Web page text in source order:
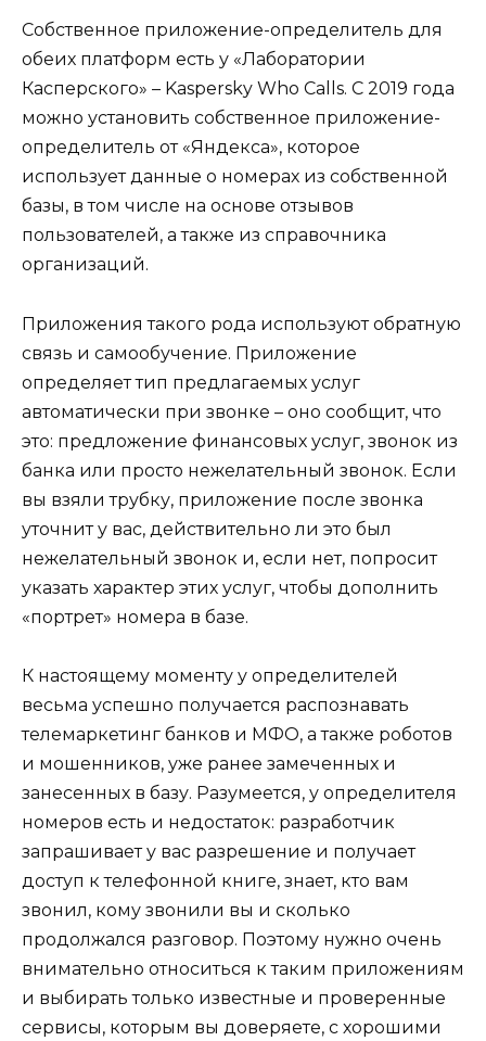
Собственное приложение-определитель для
обеих платформ есть у «Лаборатории
Касперского» – Kaspersky Who Calls. С 2019 года
можно установить собственное приложение-
определитель от «Яндекса», которое
использует данные о номерах из собственной
базы, в том числе на основе отзывов
пользователей, а также из справочника
организаций.
Приложения такого рода используют обратную
связь и самообучение. Приложение
определяет тип предлагаемых услуг
автоматически при звонке – оно сообщит, что
это: предложение финансовых услуг, звонок из
банка или просто нежелательный звонок. Если
вы взяли трубку, приложение после звонка
уточнит у вас, действительно ли это был
нежелательный звонок и, если нет, попросит
указать характер этих услуг, чтобы дополнить
«портрет» номера в базе.
К настоящему моменту у определителей
весьма успешно получается распознавать
телемаркетинг банков и МФО, а также роботов
и мошенников, уже ранее замеченных и
занесенных в базу. Разумеется, у определителя
номеров есть и недостаток: разработчик
запрашивает у вас разрешение и получает
доступ к телефонной книге, знает, кто вам
звонил, кому звонили вы и сколько
продолжался разговор. Поэтому нужно очень
внимательно относиться к таким приложениям
и выбирать только известные и проверенные
сервисы, которым вы доверяете, с хорошими